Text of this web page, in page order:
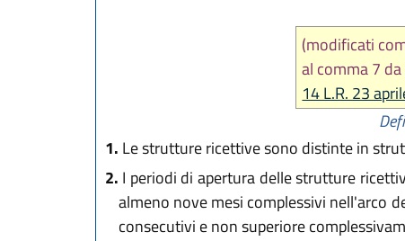
(modificati
al comma 7 da
14 L.R. 23
1. Le strutture ricettive sono distinte in
2. I periodi di apertura delle strutture
almeno nove mesi complessivi nell'arco
consecutivi e non superiore